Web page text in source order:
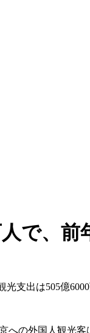
で、前
支出は505億
の外国人観光客